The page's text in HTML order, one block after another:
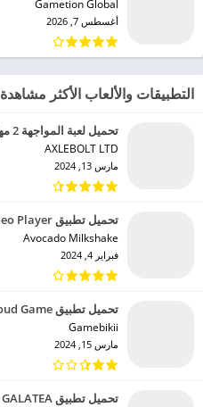
Gametion Global‏
أغسطس 7, 2026
التطبيقات والألعاب الأكثر مشاهدة
تحميل لعبة المواجهة 2 مهكرة للاندرويد 2024
AXLEBOLT LTD‏
مارس 13, 2024
تحميل تطبيق Provid Video Player مهكر للاندرويد 2024
Avocado Milkshake‏
فبراير 4, 2024
تحميل تطبيق Bikii Cloud Game مهكر للاندرويد 2024
Gamebikii‏
مارس 15, 2024
تحميل تطبيق GALATEA مهكر للاندرويد 2024